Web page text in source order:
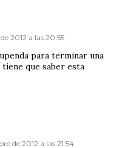
2012 a las 20:55
para terminar una
tiene que saber esta
de 2012 a las 21:54